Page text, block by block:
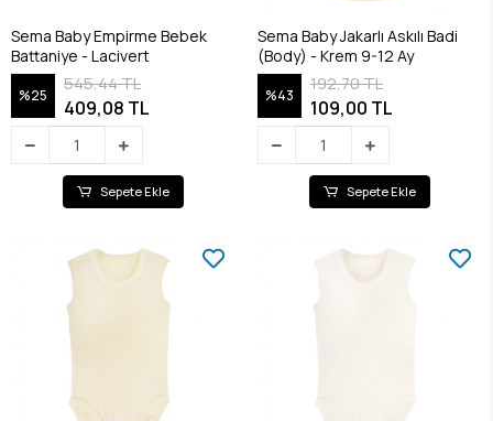
Sema Baby Empirme Bebek
Battaniye - Lacivert
%25
545,44 TL
409,08 TL
Sepete Ekle
Sema Baby Jakarlı Askılı Badi
(Body) - Krem 9-12 Ay
%43
192,70 TL
109,00 TL
Sepete Ekle